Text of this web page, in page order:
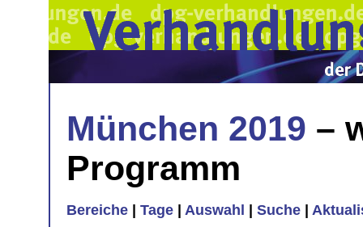
München 2019 –
Programm
Bereiche Tage Auswahl Suche